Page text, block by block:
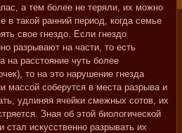
а тем более не теряли, их можно
в такой ранний период, когда семье
свое гнездо. Если гнездо
разрывают на части, то есть
на расстояние чуть более
то на это нарушение гнезда
массой соберутся в места разрыва и
удлиняя ячейки смежных сотов, их
Зная об этой биологической
стал искусственно разрывать их